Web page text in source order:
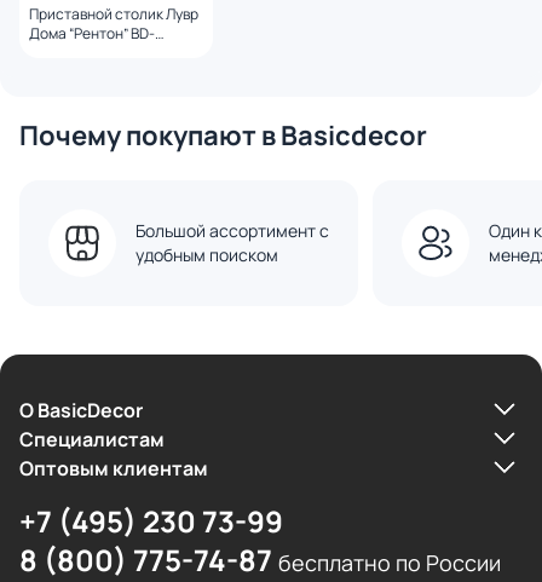
Приставной столик Лувр
Дома “Рентон” BD-
Почему покупают в Basicdecor
Большой ассортимент с
удобным поиском
Один
О BasicDecor
Cпециалистам
Оптовым клиентам
+7 (495) 230 73-99
8 (800) 775-74-87 бесплатно по России